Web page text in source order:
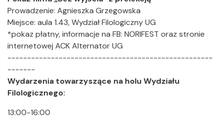
Prowadzenie: Agnieszka Grzegowska
Miejsce: aula 1.43, Wydział Filologiczny UG
*pokaz płatny, informacje na FB: NORIFEST oraz stronie
internetowej ACK Alternator UG
----------------------------------------------------
-------
Wydarzenia towarzyszące na holu Wydziału
Filologicznego:
13:00-16:00